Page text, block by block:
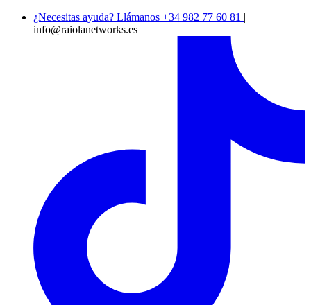
¿Necesitas ayuda? Llámanos +34 982 77 60 81 |
info@raiolanetworks.es